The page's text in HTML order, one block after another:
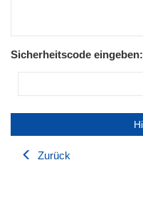
Sicherheitscode eingeben:
Zurück